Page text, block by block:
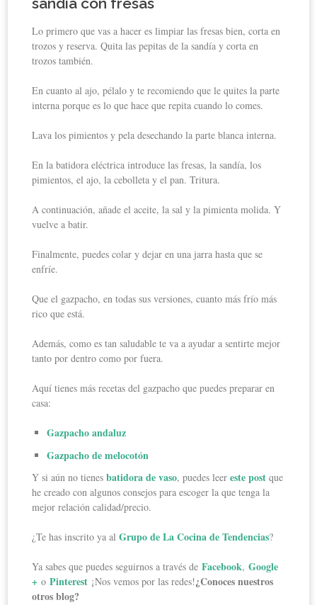
Lo primero que vas a hacer es limpiar las fresas bien, corta en
trozos y reserva. Quita las pepitas de la sandía y corta en
trozos también.
En cuanto al ajo, pélalo y te recomiendo que le quites la parte
interna porque es lo que hace que repita cuando lo comes.
Lava los pimientos y pela desechando la parte blanca interna.
En la batidora eléctrica introduce las fresas, la sandía, los
pimientos, el ajo, la cebolleta y el pan. Tritura.
A continuación, añade el aceite, la sal y la pimienta molida. Y
vuelve a batir.
Finalmente, puedes colar y dejar en una jarra hasta que se
enfríe.
Que el gazpacho, en todas sus versiones, cuanto más frío más
rico que está.
Además, como es tan saludable te va a ayudar a sentirte mejor
tanto por dentro como por fuera.
Aquí tienes más recetas del gazpacho que puedes preparar en
casa:
Gazpacho andaluz
Gazpacho de melocotón
Y si aún no tienesbatidora de vaso, puedes leer este post que
he creado con algunos consejos para escoger la que tenga la
mejor relación calidad/precio.
¿Te has inscrito ya alGrupo de La Cocina de Tendencias?
Ya sabes que puedes seguirnos a través deFacebook,Google
+ oPinterest ¡Nos vemos por las redes!¿Conoces nuestros
otros blog?